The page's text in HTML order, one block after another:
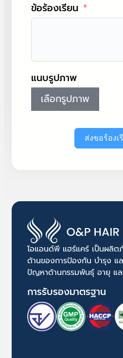
ข้อร้องเรียน
แนบรูปภาพ
เลือกรูปภาพ
ส่งขอร้องเ
โอแอนด์พี แฮร์แคร์ เป็นผลิต
ด้านของการป้องกัน บำรุง แ
ปัญหาด้านกรรมพันธุ์ อายุ แล
การรับรองมาตรฐาน